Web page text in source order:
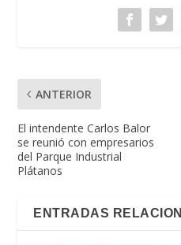
ANTERIOR
El intendente Carlos Balor
se reunió con empresarios
del Parque Industrial
Plátanos
ENTRADAS